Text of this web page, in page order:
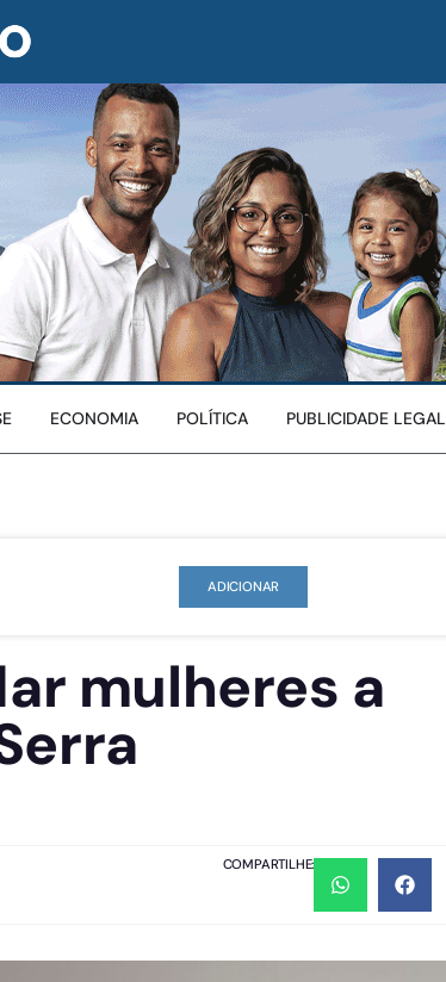
ECONOMIA POLÍTICA PUBLICIDADE LEGAL
ADICIONAR
mulheres a
COMPARTILHE: